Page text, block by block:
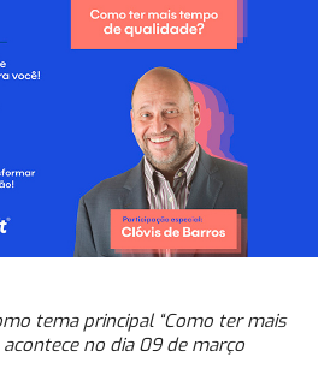
tema principal “Como ter mais
no dia 09 de março